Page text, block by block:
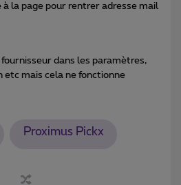
la page pour rentrer adresse mail
fournisseur dans les paramètres,
etc mais cela ne fonctionne
Proximus Pickx